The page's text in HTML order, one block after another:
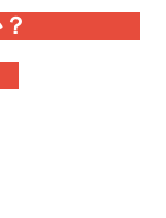
んか？